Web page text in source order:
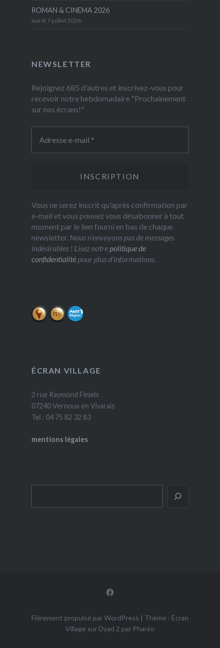
ROMAN & CINEMA 2026
mardi 7 juillet 2026
NEWSLETTER
Rejoignez 685 d'autres et inscrivez-vous pour
recevoir notre hebdomadaire "Prochainement
sur nos écrans!"
Vous ne serez inscrit qu'après confirmation par
e-mail et vous pouvez vous désabonner à tout
moment par le lien fourni en bas de chaque
newsletter. Nous n’envoyons pas de messages
indésirables ! Lisez notre politique de
confidentialitépour plus d’informations.
ÉCRAN VILLAGE
2 rue Raymond Finiels
07240 Vernoux en Vivarais
Tel : 04 75 82 32 83
mentions légales
Facebook
Fièrement propulsé par WordPress | Thème : Écran
Village sur Dyad 2 par Pharéo